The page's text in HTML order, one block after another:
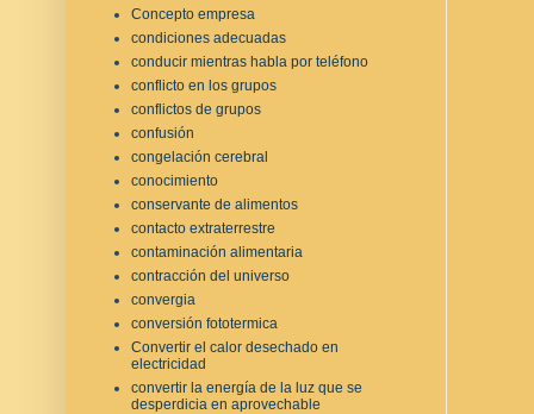
Concepto empresa
condiciones adecuadas
conducir mientras habla por teléfono
conflicto en los grupos
conflictos de grupos
confusión
congelación cerebral
conocimiento
conservante de alimentos
contacto extraterrestre
contaminación alimentaria
contracción del universo
convergia
conversión fototermica
Convertir el calor desechado en
electricidad
convertir la energía de la luz que se
desperdicia en aprovechable